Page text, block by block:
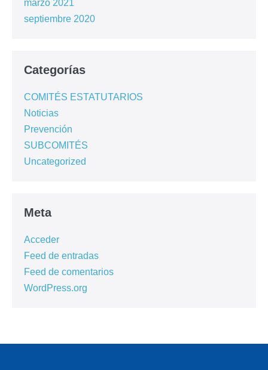
marzo 2021
septiembre 2020
Categorías
COMITÉS ESTATUTARIOS
Noticias
Prevención
SUBCOMITÉS
Uncategorized
Meta
Acceder
Feed de entradas
Feed de comentarios
WordPress.org